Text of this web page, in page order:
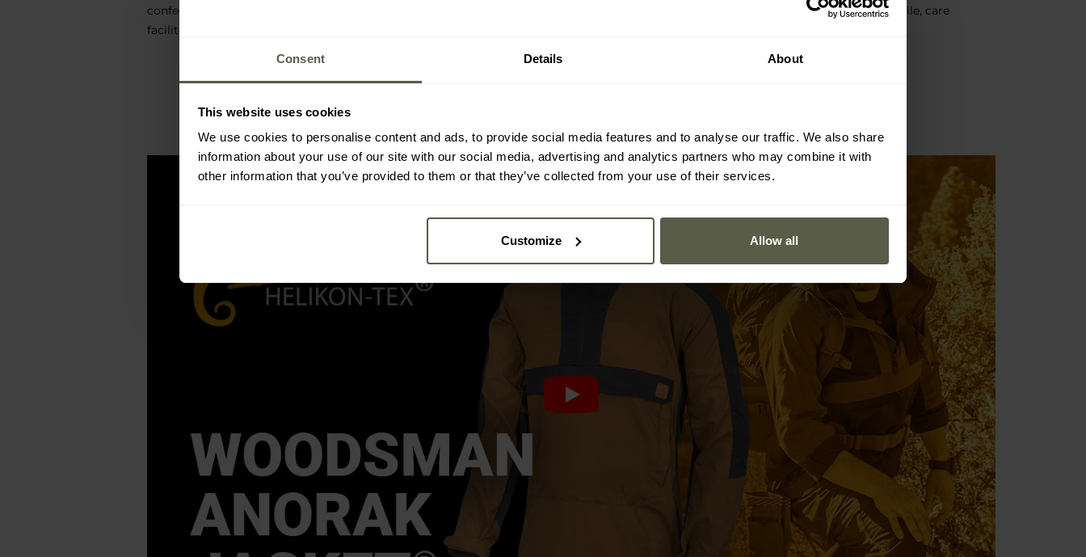
Consent Details About
This website uses cookies
We use cookies to personalise content and ads, to provide social media features and to analyse our traffic. We also share
information about your use of our site with our social media, advertising and analytics partners who may combine it with
other information that you’ve provided to them or that they’ve collected from your use of their services.
Customize Allow all
confecționat din țesătură Duracanvas. Geaca are guler înalt cu protecție pentru bărbie, fermoare YKK, bucle de prindere și buzunare utile, care
facilitează organizarea obiectelor depozitate. Este potrivită pentru excursii lungi și pentru uzul zilnic.
DuraCanvas YKK